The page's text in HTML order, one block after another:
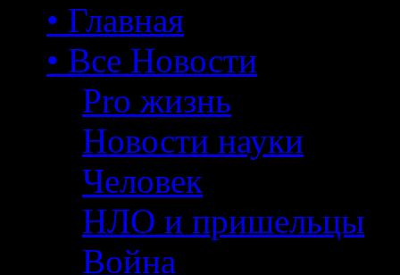
• Главная
• Все Новости
Pro жизнь
Новости науки
Человек
НЛО и пришельцы
Война